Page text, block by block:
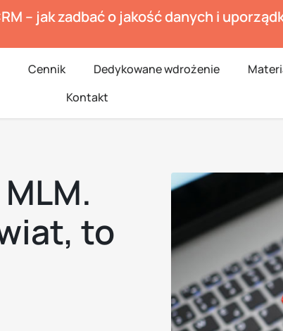
– jak zadbać o jakość danych i
Branże
Cennik Dedykowane wdrożenie
Kontakt
to